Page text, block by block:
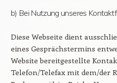
b) Bei Nutzung unseres
Diese Webseite dient
eines Gesprächstermins
Website bereitgestellte
Telefon/Telefax mit dem/der